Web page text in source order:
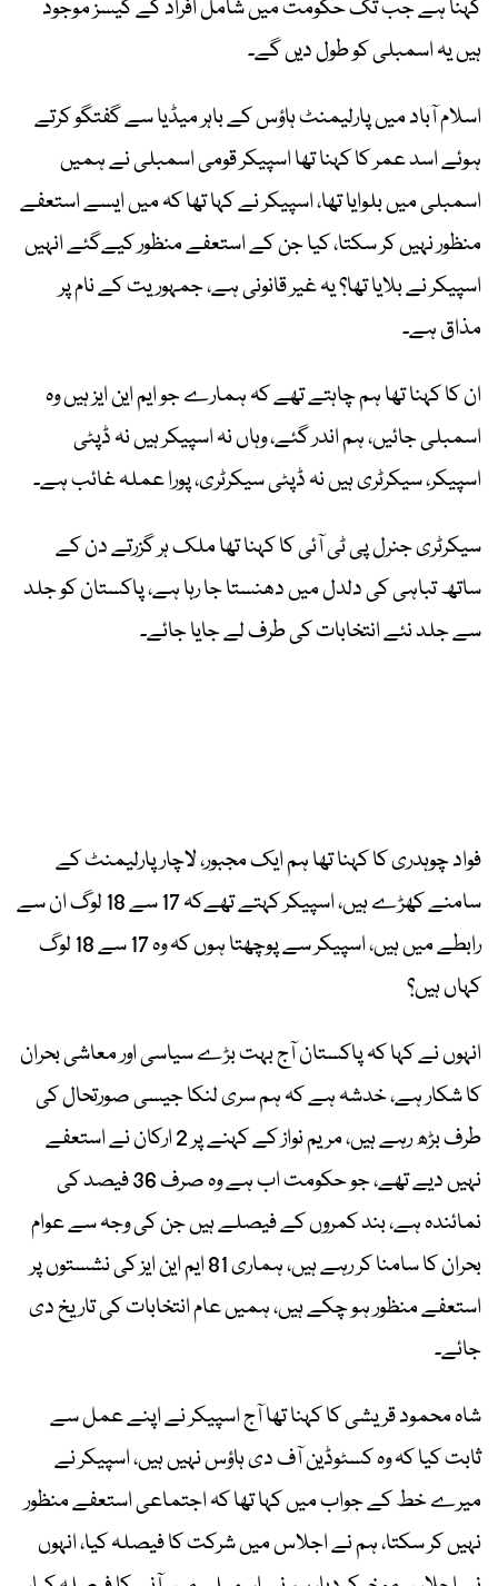
کہنا ہے جب تک حکومت میں شامل افراد کے کیسز موجود
ہیں یہ اسمبلی کو طول دیں گے۔
اسلام آباد میں پارلیمنٹ ہاؤس کے باہر میڈیا سے گفتگو کرتے
ہوئے اسد عمر کا کہنا تھا اسپیکر قومی اسمبلی نے ہمیں
اسمبلی میں بلوایا تھا، اسپیکر نے کہا تھا کہ میں ایسے استعفے
منظور نہیں کر سکتا، کیا جن کے استعفے منظور کیےگئے انہیں
اسپیکر نے بلایا تھا؟ یہ غیر قانونی ہے، جمہوریت کے نام پر
مذاق ہے۔
ان کا کہنا تھا ہم چاہتے تھے کہ ہمارے جو ایم این ایز ہیں وہ
اسمبلی جائیں، ہم اندر گئے، وہاں نہ اسپیکر ہیں نہ ڈپٹی
اسپیکر، سیکرٹری ہیں نہ ڈپٹی سیکرٹری، پورا عملہ غائب ہے۔
سیکرٹری جنرل پی ٹی آئی کا کہنا تھا ملک ہر گزرتے دن کے
ساتھ تباہی کی دلدل میں دھنستا جا رہا ہے، پاکستان کو جلد
سے جلد نئے انتخابات کی طرف لے جایا جائے۔
فواد چوہدری کا کہنا تھا ہم ایک مجبور، لاچار پارلیمنٹ کے
سامنے کھڑے ہیں، اسپیکر کہتے تھےکہ 17 سے 18 لوگ ان سے
رابطے میں ہیں، اسپیکر سے پوچھتا ہوں کہ وہ 17 سے 18 لوگ
کہاں ہیں؟
انہوں نے کہا کہ پاکستان آج بہت بڑے سیاسی اور معاشی بحران
کا شکار ہے، خدشہ ہے کہ ہم سری لنکا جیسی صورتحال کی
طرف بڑھ رہے ہیں، مریم نواز کے کہنے پر 2 ارکان نے استعفے
نہیں دیے تھے، جو حکومت اب ہے وہ صرف 36 فیصد کی
نمائندہ ہے، بند کمروں کے فیصلے ہیں جن کی وجہ سے عوام
بحران کا سامنا کر رہے ہیں، ہماری 81 ایم این ایز کی نشستوں پر
استعفے منظور ہو چکے ہیں، ہمیں عام انتخابات کی تاریخ دی
جائے۔
شاہ محمود قریشی کا کہنا تھا آج اسپیکر نے اپنے عمل سے
ثابت کیا کہ وہ کسٹوڈین آف دی ہاؤس نہیں ہیں، اسپیکر نے
میرے خط کے جواب میں کہا تھا کہ اجتماعی استعفے منظور
نہیں کر سکتا، ہم نے اجلاس میں شرکت کا فیصلہ کیا، انہوں